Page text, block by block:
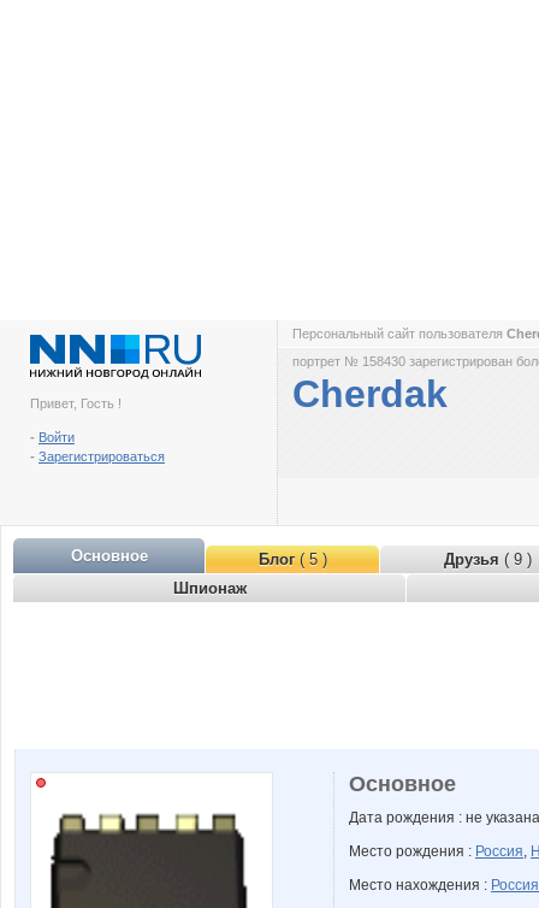
Привет, Гость !
- Войти
- Зарегистрироваться
Персональный сайт пользователя
портрет № 158430 зарегистрирован
Cherdak
Основное Блог( 5 ) Друзья ( 9 )
Шпионаж
Основное
Дата рождения : не указана
Место рождения : Россия,
Место нахождения : Россия